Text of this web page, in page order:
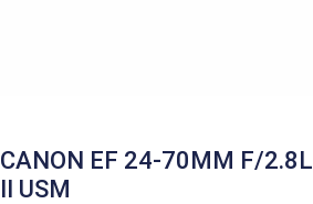
CANON EF 24-70MM F/2.8L
II USM